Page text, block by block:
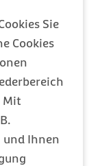
Sie
Cookies
Mit
und Ihnen
sowie
für einen